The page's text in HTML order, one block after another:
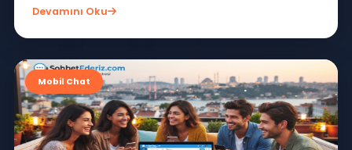
Chat Siteleri Üyeliksiz Chat Odası
Devamını Oku